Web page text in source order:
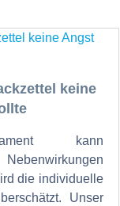
keine
kann
die individuelle
Unser